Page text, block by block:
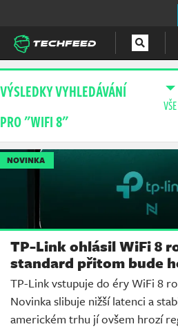
Magazín
Videa
Soutěže
VÝSLEDKY VYHLEDÁVÁNÍ
PRO "WIFI 8"
VŠE
NOVINKA
TP-Link ohlásil WiFi 8
standard přitom bude
TP-Link vstupuje do éry WiFi 8
Novinka slibuje nižší latenci a
americkém trhu jí ovšem hrozí